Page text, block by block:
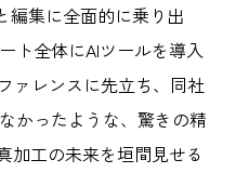
編集に全面的に乗り出
ト全体にAIツールを導入
ァレンスに先立ち、同社
かったような、驚きの精
加工の未来を垣間見せる